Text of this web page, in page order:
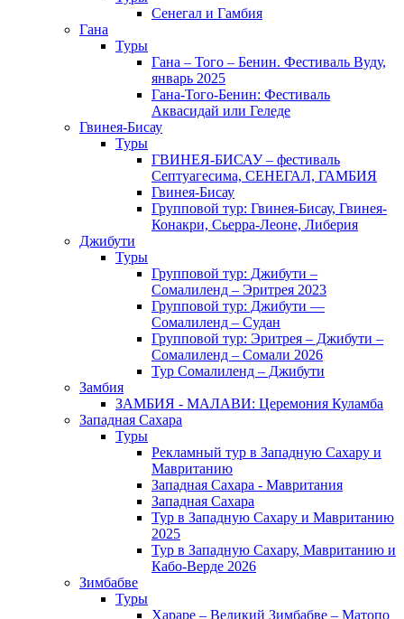
Сенегал и Гамбия
Гана
Туры
Гана – Того – Бенин. Фестиваль Вуду,
январь 2025
Гана-Того-Бенин: Фестиваль
Аквасидай или Геледе
Гвинея-Бисау
Туры
ГВИНЕЯ-БИСАУ – фестиваль
Септуагесима, СЕНЕГАЛ, ГАМБИЯ
Гвинея-Бисау
Групповой тур: Гвинея-Бисау, Гвинея-
Конакри, Сьерра-Леоне, Либерия
Джибути
Туры
Групповой тур: Джибути –
Cомалиленд – Эритрея 2023
Групповой тур: Джибути —
Сомалиленд – Судан
Групповой тур: Эритрея – Джибути –
Сомалиленд – Сомали 2026
Тур Cомалиленд – Джибути
Замбия
ЗАМБИЯ - МАЛАВИ: Церемония Куламба
Западная Сахара
Туры
Рекламный тур в Западную Сахару и
Мавританию
Западная Сахара - Мавритания
Западная Сахара
Тур в Западную Сахару и Мавританию
2025
Тур в Западную Сахару, Мавританию и
Кабо-Верде 2026
Зимбабве
Туры
Хараре – Великий Зимбабве – Матопо